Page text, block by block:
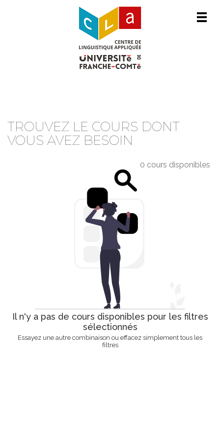
TROUVEZ LE COURS DONT
VOUS AVEZ BESOIN
0 cours disponibles
Il n'y a pas de cours disponibles pour les filtres
sélectionnés
Essayez une autre combinaison ou effacez simplement tous les
filtres